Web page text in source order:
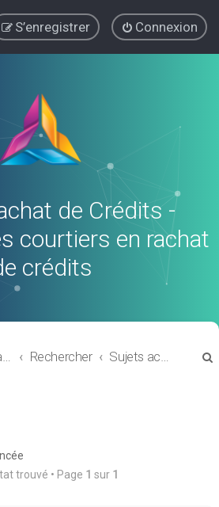
Connexion
S’enregistrer
de Crédits -
courtiers en rachat
crédits
Forum Rachat de Crédits Rechercher Sujets actifs
trouvé • Page 1 sur 1